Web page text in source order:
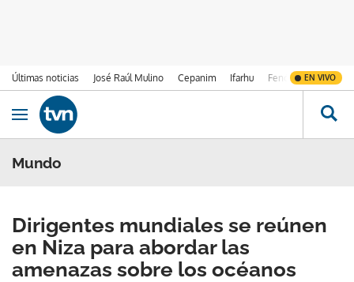
Últimas noticias José Raúl Mulino Cepanim Ifarhu Fenómeno de El
EN VIVO
Ir al contenido
Obrir navegació
Mundo
Dirigentes mundiales se reúnen
en Niza para abordar las
amenazas sobre los océanos